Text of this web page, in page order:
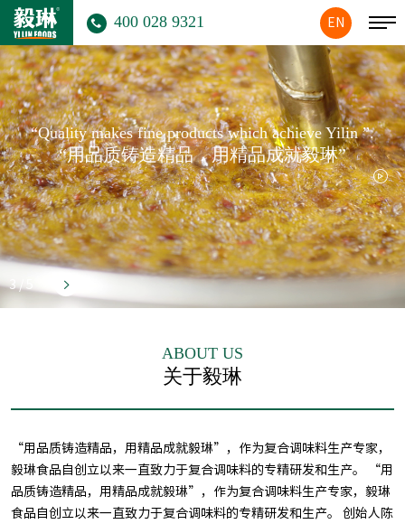
400 028 9321 EN
“Quality makes fine products which achieve Yilin ”.
“用品质铸造精品，用精品成就毅琳”
3
ABOUT US
关于毅琳
“用品质铸造精品，用精品成就毅琳”，作为复合调味料生产专家，
毅琳食品自创立以来一直致力于复合调味料的专精研发和生产。 “用
品质铸造精品，用精品成就毅琳”，作为复合调味料生产专家，毅琳
食品自创立以来一直致力于复合调味料的专精研发和生产。 创始人陈